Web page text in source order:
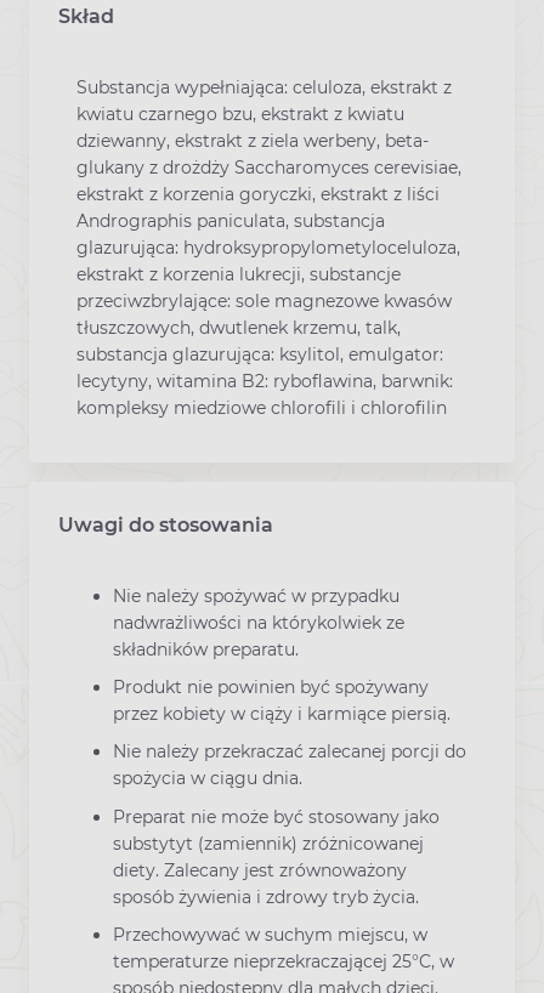
Skład
Substancja wypełniająca: celuloza, ekstrakt z
kwiatu czarnego bzu, ekstrakt z kwiatu
dziewanny, ekstrakt z ziela werbeny, beta-
glukany z drożdży Saccharomyces cerevisiae,
ekstrakt z korzenia goryczki, ekstrakt z liści
Andrographis paniculata, substancja
glazurująca: hydroksypropylometyloceluloza,
ekstrakt z korzenia lukrecji, substancje
przeciwzbrylające: sole magnezowe kwasów
tłuszczowych, dwutlenek krzemu, talk,
substancja glazurująca: ksylitol, emulgator:
lecytyny, witamina B2: ryboflawina, barwnik:
kompleksy miedziowe chlorofili i chlorofilin
Uwagi do stosowania
Nie należy spożywać w przypadku
nadwrażliwości na którykolwiek ze
składników preparatu.
Produkt nie powinien być spożywany
przez kobiety w ciąży i karmiące piersią.
Nie należy przekraczać zalecanej porcji do
spożycia w ciągu dnia.
Preparat nie może być stosowany jako
substytyt (zamiennik) zróżnicowanej
diety. Zalecany jest zrównoważony
sposób żywienia i zdrowy tryb życia.
Przechowywać w suchym miejscu, w
temperaturze nieprzekraczającej 25°C, w
sposób niedostępny dla małych dzieci.